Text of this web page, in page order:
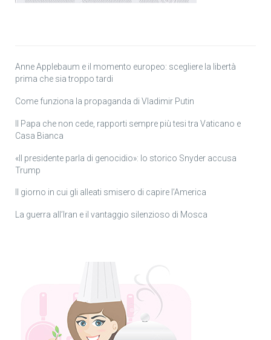
Anne Applebaum e il momento europeo: scegliere la libertà
prima che sia troppo tardi
Come funziona la propaganda di Vladimir Putin
Il Papa che non cede, rapporti sempre più tesi tra Vaticano e
Casa Bianca
«Il presidente parla di genocidio»: lo storico Snyder accusa
Trump
Il giorno in cui gli alleati smisero di capire l’America
La guerra all’Iran e il vantaggio silenzioso di Mosca